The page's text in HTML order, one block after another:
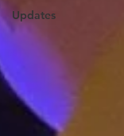
Updates